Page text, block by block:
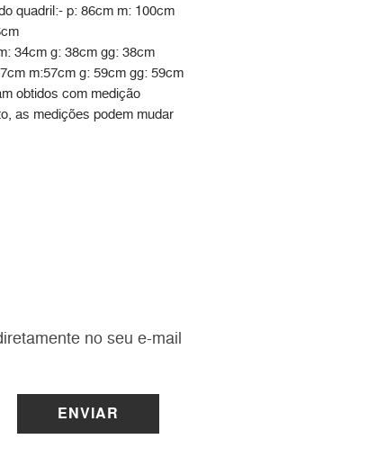
quadril:- p: 86cm m: 100cm
34cm g: 38cm gg: 38cm
m:57cm g: 59cm gg: 59cm
obtidos com medição
as medições podem mudar
no seu e-mail
ENVIAR